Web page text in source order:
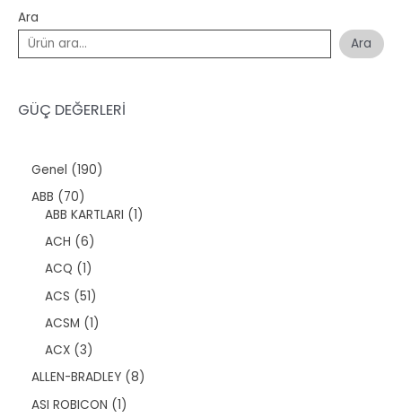
Ara
Ara
GÜÇ DEĞERLERİ
Genel 1901
ü
ABB 707
0
ü
r
ü
n
ABB KARTLARI 11
ACH 66
ü
r
ü
n
ACQ 11
ü
r
ü
n
ACS 515
ü
r
n
ACSM 11
ü
ACX 33
r
ü
ALLEN-BRADLEY 88
ASI ROBICON 11